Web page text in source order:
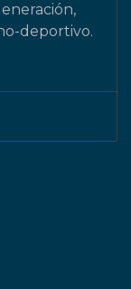
deportivo.